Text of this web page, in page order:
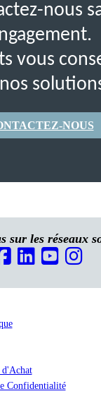
nous
vous
NOUS
sur les réseaux
Confidentialité